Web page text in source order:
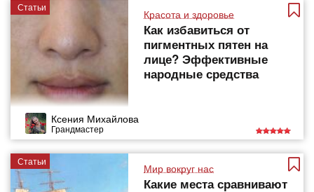
Статьи
Красота и здоровье
Как избавиться от
пигментных пятен на
лице? Эффективные
народные средства
Ксения Михайлова
Грандмастер
Статьи
Мир вокруг нас
Какие места сравнивают